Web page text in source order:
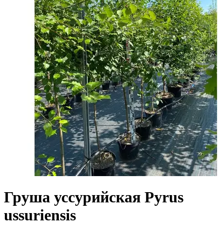
Груша уссурийская Pyrus
ussuriensis